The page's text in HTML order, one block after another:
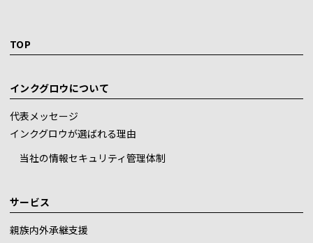
TOP
インクグロウについて
代表メッセージ
インクグロウが選ばれる理由
当社の情報セキュリティ管理体制
サービス
親族内外承継支援